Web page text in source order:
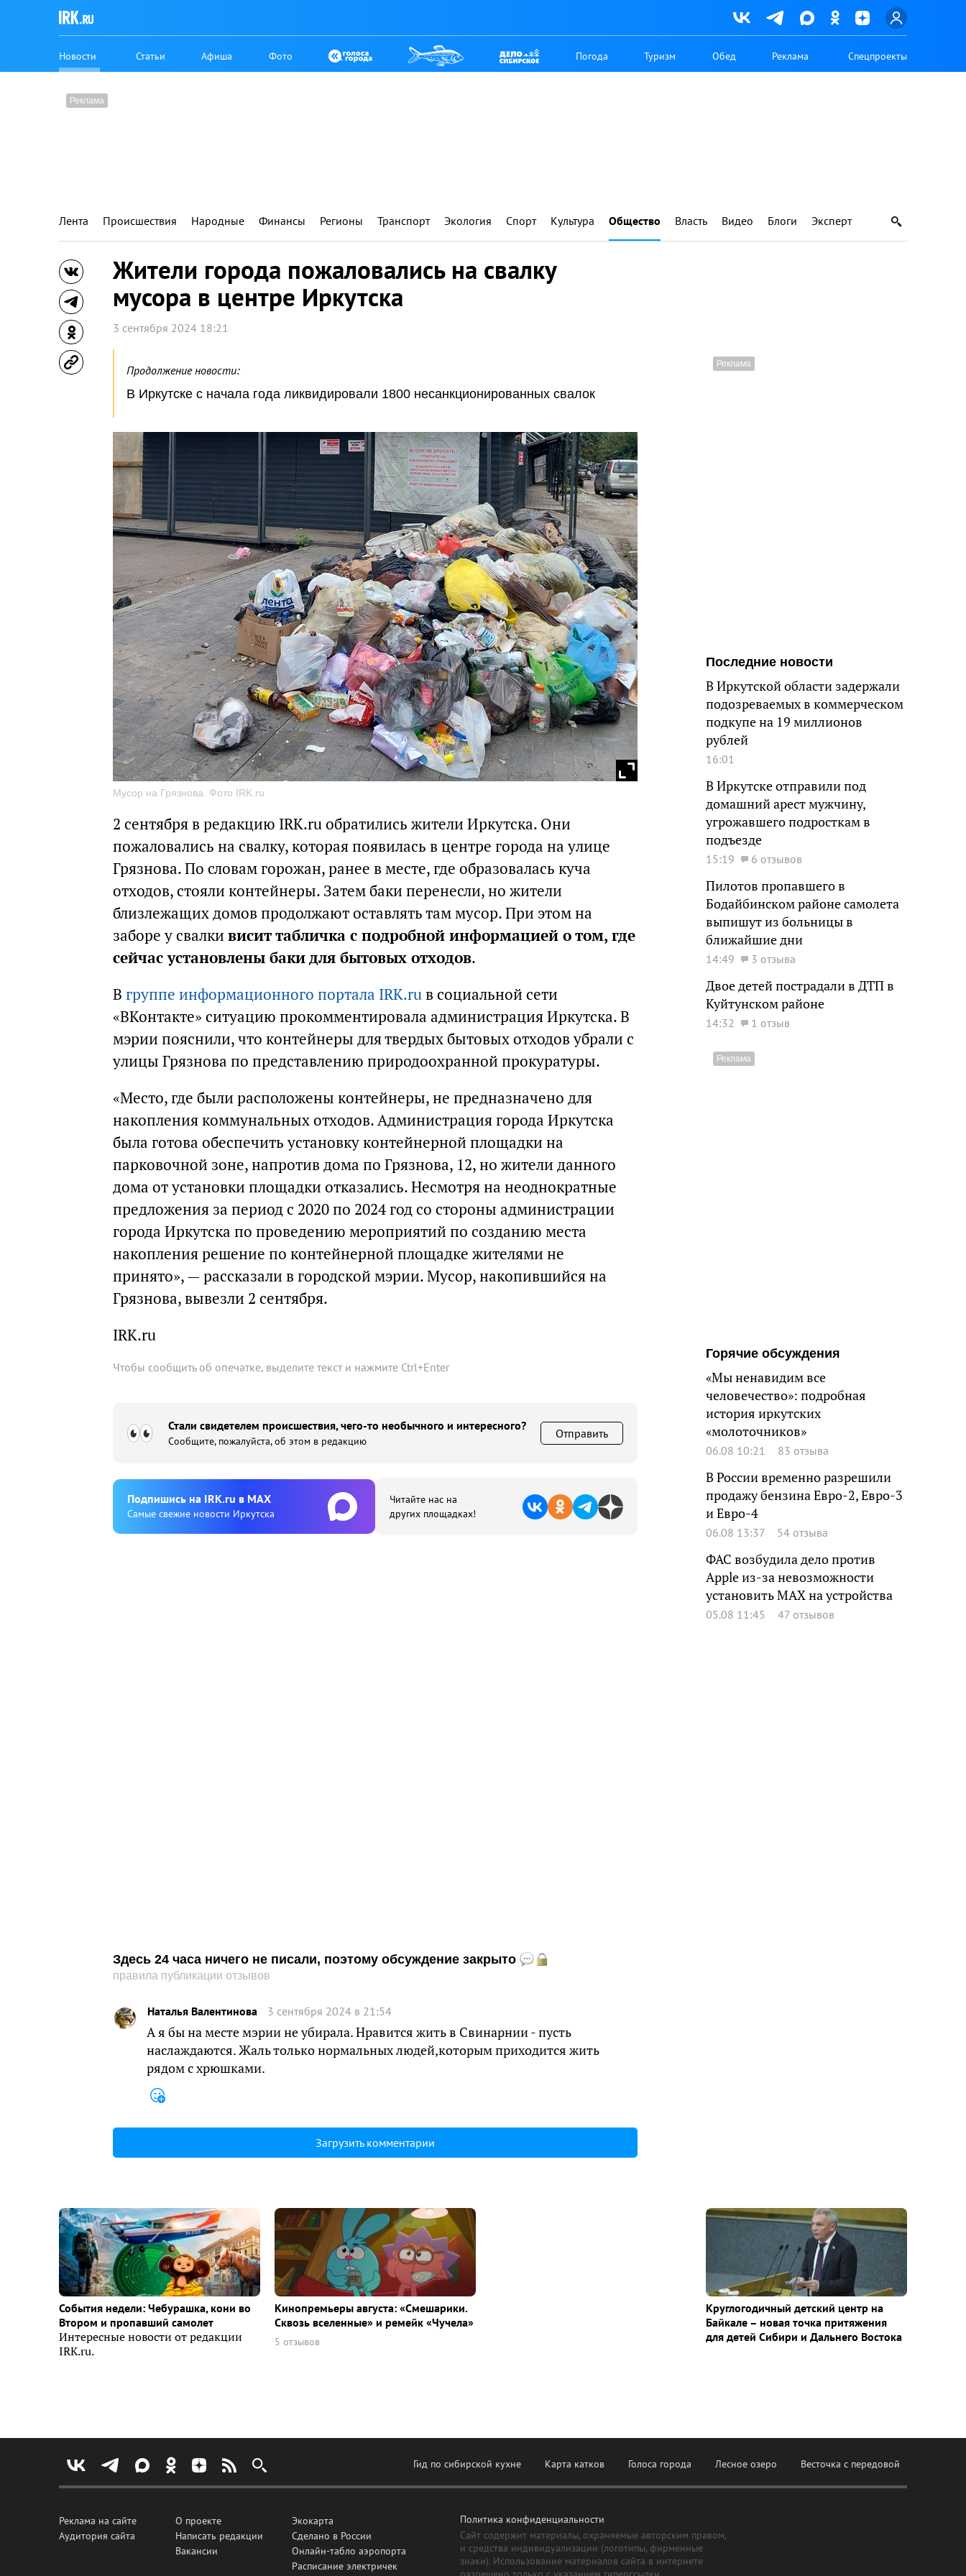
Новости Статьи Афиша Фото Погода Туризм Обед Реклама Спецпроекты
Лента Происшествия Народные Финансы Регионы Транспорт Экология Спорт Культура Общество Власть Видео Блоги Эксперт
Жители города пожаловались на свалку
мусора в центре Иркутска
3 сентября 2024 18:21
Продолжение новости:
В Иркутске с начала года ликвидировали 1800 несанкционированных свалок
Мусор на Грязнова. Фото IRK.ru
2 сентября в редакцию IRK.ru обратились жители Иркутска. Они
пожаловались на свалку, которая появилась в центре города на улице
Грязнова. По словам горожан, ранее в месте, где образовалась куча
отходов, стояли контейнеры. Затем баки перенесли, но жители
близлежащих домов продолжают оставлять там мусор. При этом на
заборе у свалки висит табличка с подробной информацией о том, где
сейчас установлены баки для бытовых отходов.
В группе информационного портала IRK.ruв социальной сети
«ВКонтакте» ситуацию прокомментировала администрация Иркутска. В
мэрии пояснили, что контейнеры для твердых бытовых отходов убрали с
улицы Грязнова по представлению природоохранной прокуратуры.
«Место, где были расположены контейнеры, не предназначено для
накопления коммунальных отходов. Администрация города Иркутска
была готова обеспечить установку контейнерной площадки на
парковочной зоне, напротив дома по Грязнова, 12, но жители данного
дома от установки площадки отказались. Несмотря на неоднократные
предложения за период с 2020 по 2024 год со стороны администрации
города Иркутска по проведению мероприятий по созданию места
накопления решение по контейнерной площадке жителями не
принято», — рассказали в городской мэрии. Мусор, накопившийся на
Грязнова, вывезли 2 сентября.
IRK.ru
Чтобы сообщить об опечатке, выделите текст и нажмите Ctrl+Enter
Стали свидетелем происшествия, чего-то необычного и интересного?
Сообщите, пожалуйста, об этом в редакцию
Отправить
Подпишиcь на IRK.ru в MAX
Cамые свежие новости Иркутска
Читайте нас на
других площадках!
Здесь 24 часа ничего не писали, поэтому обсуждение закрыто
правила публикации отзывов
Наталья Валентинова 3 сентября 2024 в 21:54
А я бы на месте мэрии не убирала. Нравится жить в Свинарнии - пусть
наслаждаются. Жаль только нормальных людей,которым приходится жить
рядом с хрюшками.
Загрузить комментарии
Последние новости
В Иркутской области задержали
подозреваемых в коммерческом
подкупе на 19 миллионов
рублей
16:01
В Иркутске отправили под
домашний арест мужчину,
угрожавшего подросткам в
подъезде
15:19 6 отзывов
Пилотов пропавшего в
Бодайбинском районе самолета
выпишут из больницы в
ближайшие дни
14:49 3 отзыва
Двое детей пострадали в ДТП в
Куйтунском районе
14:32 1 отзыв
Горячие обсуждения
«Мы ненавидим все
человечество»: подробная
история иркутских
«молоточников»
06.08 10:21 83 отзыва
В России временно разрешили
продажу бензина Евро-2, Евро-3
и Евро-4
06.08 13:37 54 отзыва
ФАС возбудила дело против
Apple из-за невозможности
установить MAX на устройства
05.08 11:45 47 отзывов
События недели: Чебурашка, кони во
Втором и пропавший самолет
Интересные новости от редакции
IRK.ru.
Кинопремьеры августа: «Смешарики.
Сквозь вселенные» и ремейк «Чучела»
5 отзывов
Круглогодичный детский центр на
Байкале – новая точка притяжения
для детей Сибири и Дальнего Востока
Гид по сибирской кухне Карта катков Голоса города Лесное озеро Весточка с передовой
Реклама на сайте
Аудитория сайта
О проекте
Написать редакции
Вакансии
Экокарта
Сделано в России
Онлайн-табло аэропорта
Расписание электричек
Политика конфиденциальности
Сайт содержит материалы, охраняемые авторским правом,
и средства индивидуализации (логотипы, фирменные
знаки). Использование материалов сайта в интернете